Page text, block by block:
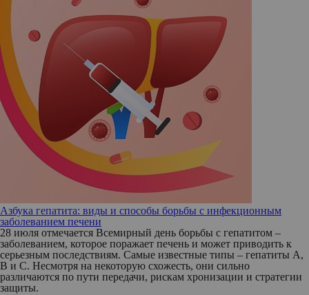
Азбука гепатита: виды и способы борьбы с инфекционным
заболеванием печени
28 июля отмечается Всемирный день борьбы с гепатитом –
заболеванием, которое поражает печень и может приводить к
серьезным последствиям. Самые известные типы – гепатиты А,
В и С. Несмотря на некоторую схожесть, они сильно
различаются по пути передачи, рискам хронизации и стратегии
защиты.